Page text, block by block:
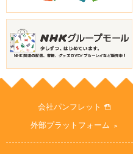
会社パンフレット
外部プラットフォーム